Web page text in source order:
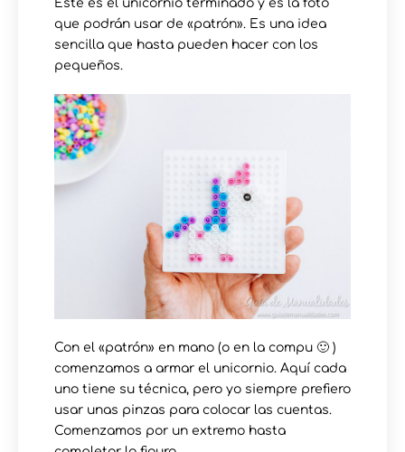
Este es el unicornio terminado y es la foto
que podrán usar de «patrón». Es una idea
sencilla que hasta pueden hacer con los
pequeños.
Con el «patrón» en mano (o en la compu 🙂 )
comenzamos a armar el unicornio. Aquí cada
uno tiene su técnica, pero yo siempre prefiero
usar unas pinzas para colocar las cuentas.
Comenzamos por un extremo hasta